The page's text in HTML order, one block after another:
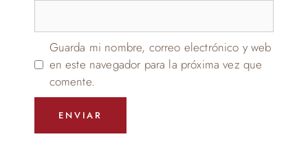
Guarda mi nombre, correo electrónico y web
en este navegador para la próxima vez que
comente.